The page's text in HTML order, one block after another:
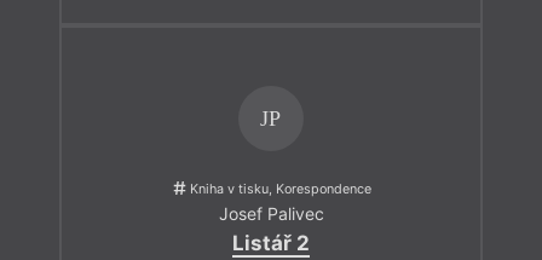
JP
Kniha v tisku, Korespondence
Josef Palivec
Listář 2